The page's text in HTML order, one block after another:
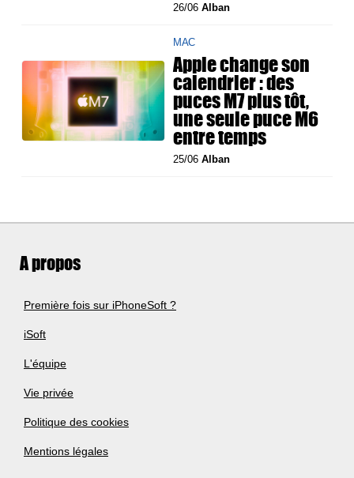
26/06Alban
MAC
Apple change son
calendrier : des
puces M7 plus tôt,
une seule puce M6
entre temps
25/06Alban
A propos
Première fois sur iPhoneSoft ?
iSoft
L'équipe
Vie privée
Politique des cookies
Mentions légales